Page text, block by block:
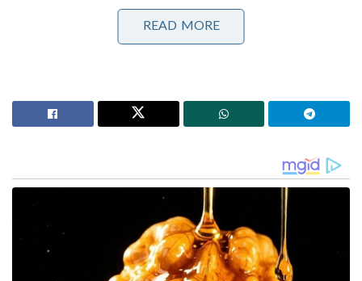
സേനാനികൾ വെടിയുണ്ടകൾ പോലും
ഏറ്റുവാങ്ങിയിരുന്നു’ ; മഹുവാ മൊയ്ത്രയെ
രക്ഷപ്പെടാൻ ശ്രമിച്ചത് കൂടാതെ എംഎൽഎ തന്റെ
മൊബൈൽ ഫോൺ ഡ്രെയിനേജിലേക്ക്
വലിച്ചെറിയുകയും ചെയ്തു. അത് പിന്നീട്
എൻഫോഴ്‌സ്‌മെന്റ് ഡയറക്ടറേറ്റ് സംഘം കണ്ടെടുത്തു.
എസ്‌എസ്‌സി റിക്രൂട്ട്‌മെന്റ് കേസുമായി ബന്ധപ്പെട്ട്
READ MORE